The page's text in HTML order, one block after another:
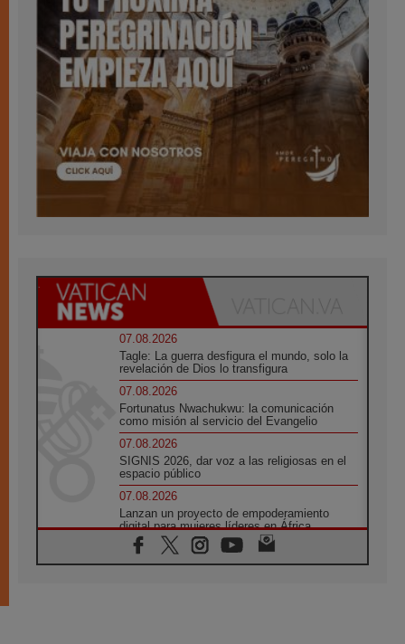
07.08.2026
Tagle: La guerra desfigura el mundo, solo la
revelación de Dios lo transfigura
07.08.2026
Fortunatus Nwachukwu: la comunicación
como misión al servicio del Evangelio
07.08.2026
SIGNIS 2026, dar voz a las religiosas en el
espacio público
07.08.2026
Lanzan un proyecto de empoderamiento
digital para mujeres líderes en África
07.08.2026
Programa oficial del Viaje Apostólico del